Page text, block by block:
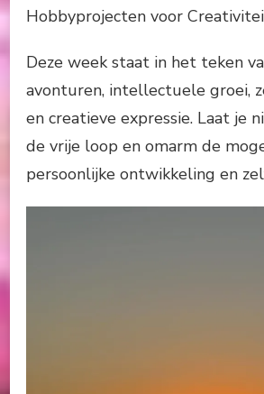
Hobbyprojecten voor
Deze week staat in het teken
avonturen, intellectuele groei,
en creatieve expressie. Laat je
de vrije loop en omarm de
persoonlijke ontwikkeling en